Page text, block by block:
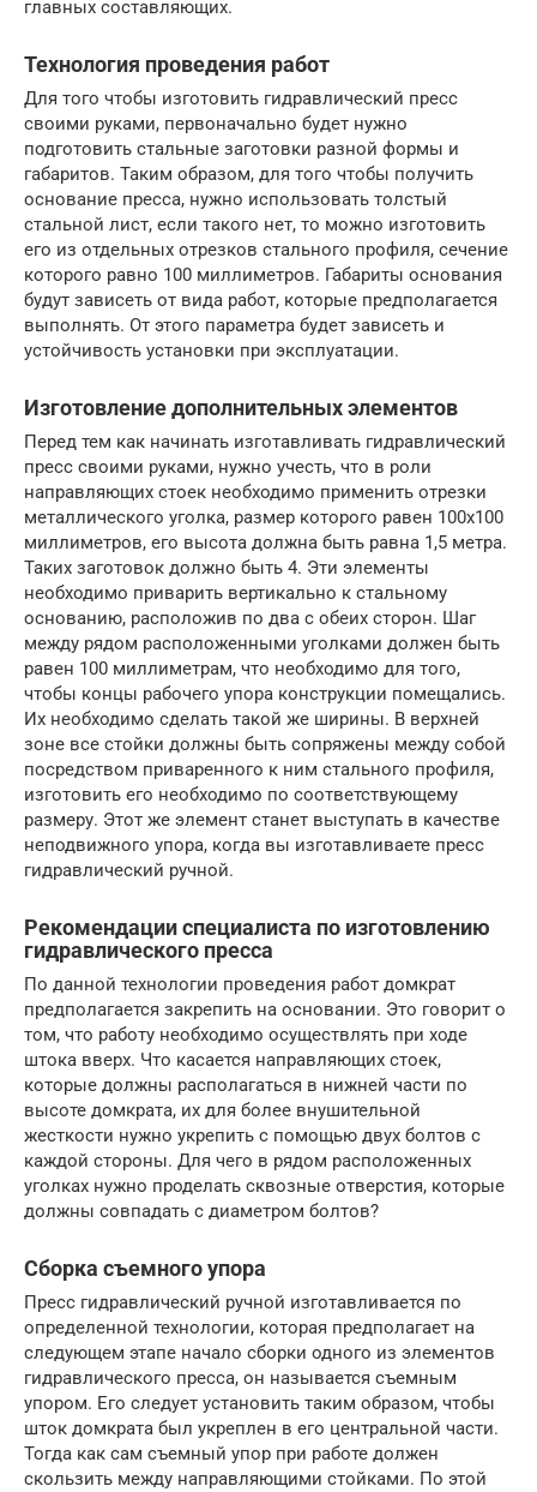
главных составляющих.
Технология проведения работ
Для того чтобы изготовить гидравлический пресс
своими руками, первоначально будет нужно
подготовить стальные заготовки разной формы и
габаритов. Таким образом, для того чтобы получить
основание пресса, нужно использовать толстый
стальной лист, если такого нет, то можно изготовить
его из отдельных отрезков стального профиля, сечение
которого равно 100 миллиметров. Габариты основания
будут зависеть от вида работ, которые предполагается
выполнять. От этого параметра будет зависеть и
устойчивость установки при эксплуатации.
Изготовление дополнительных элементов
Перед тем как начинать изготавливать гидравлический
пресс своими руками, нужно учесть, что в роли
направляющих стоек необходимо применить отрезки
металлического уголка, размер которого равен 100х100
миллиметров, его высота должна быть равна 1,5 метра.
Таких заготовок должно быть 4. Эти элементы
необходимо приварить вертикально к стальному
основанию, расположив по два с обеих сторон. Шаг
между рядом расположенными уголками должен быть
равен 100 миллиметрам, что необходимо для того,
чтобы концы рабочего упора конструкции помещались.
Их необходимо сделать такой же ширины. В верхней
зоне все стойки должны быть сопряжены между собой
посредством приваренного к ним стального профиля,
изготовить его необходимо по соответствующему
размеру. Этот же элемент станет выступать в качестве
неподвижного упора, когда вы изготавливаете пресс
гидравлический ручной.
Рекомендации специалиста по изготовлению
гидравлического пресса
По данной технологии проведения работ домкрат
предполагается закрепить на основании. Это говорит о
том, что работу необходимо осуществлять при ходе
штока вверх. Что касается направляющих стоек,
которые должны располагаться в нижней части по
высоте домкрата, их для более внушительной
жесткости нужно укрепить с помощью двух болтов с
каждой стороны. Для чего в рядом расположенных
уголках нужно проделать сквозные отверстия, которые
должны совпадать с диаметром болтов?
Сборка съемного упора
Пресс гидравлический ручной изготавливается по
определенной технологии, которая предполагает на
следующем этапе начало сборки одного из элементов
гидравлического пресса, он называется съемным
упором. Его следует установить таким образом, чтобы
шток домкрата был укреплен в его центральной части.
Тогда как сам съемный упор при работе должен
скользить между направляющими стойками. По этой